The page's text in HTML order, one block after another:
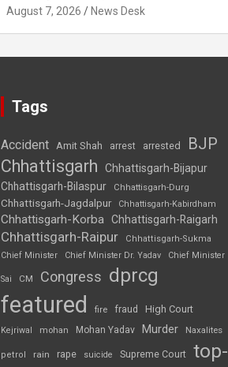
August 7, 2026 News Desk
Tags
Accident Amit Shah arrest arrested BJP
Chhattisgarh
Chhattisgarh-Bijapur
Chhattisgarh-Bilaspur
Chhattisgarh-Durg
Chhattisgarh-Jagdalpur Chhattisgarh-Kabirdham
Chhattisgarh-Korba Chhattisgarh-Raigarh
Chhattisgarh-Raipur
Chhattisgarh-Sukma
Chief Minister
Chief Minister Dr. Yadav Chief Minister
Sai CM Congress dprcg
featured fire fraud High Court
Kejriwal mohan Mohan Yadav Murder Naxalites
petrol rain rape suicide Supreme Court top-